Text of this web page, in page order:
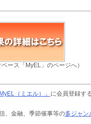
ース「MyEL」のページへ）
（ミエル）」 に会員登録す
、金融、季節催事等の多ジャン